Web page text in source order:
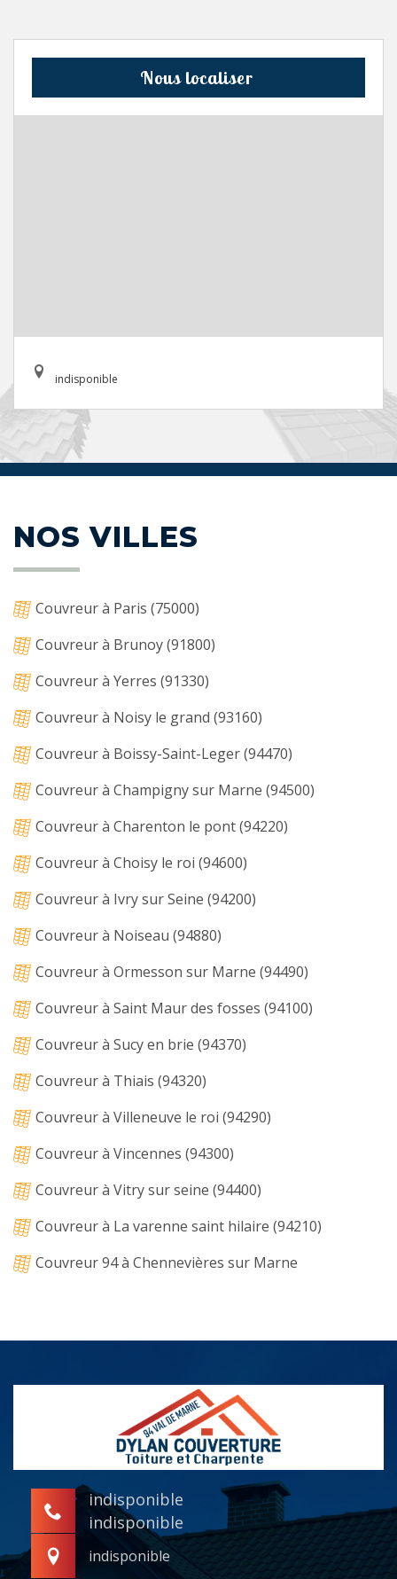
Nous localiser
indisponible
NOS VILLES
Couvreur à Paris (75000)
Couvreur à Brunoy (91800)
Couvreur à Yerres (91330)
Couvreur à Noisy le grand (93160)
Couvreur à Boissy-Saint-Leger (94470)
Couvreur à Champigny sur Marne (94500)
Couvreur à Charenton le pont (94220)
Couvreur à Choisy le roi (94600)
Couvreur à Ivry sur Seine (94200)
Couvreur à Noiseau (94880)
Couvreur à Ormesson sur Marne (94490)
Couvreur à Saint Maur des fosses (94100)
Couvreur à Sucy en brie (94370)
Couvreur à Thiais (94320)
Couvreur à Villeneuve le roi (94290)
Couvreur à Vincennes (94300)
Couvreur à Vitry sur seine (94400)
Couvreur à La varenne saint hilaire (94210)
Couvreur 94 à Chennevières sur Marne
indisponible
indisponible
indisponible